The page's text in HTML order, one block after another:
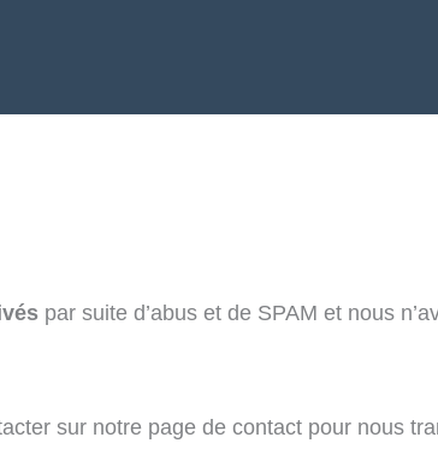
par suite d’abus et de SPAM et nous
sur notre page de contact pour nous